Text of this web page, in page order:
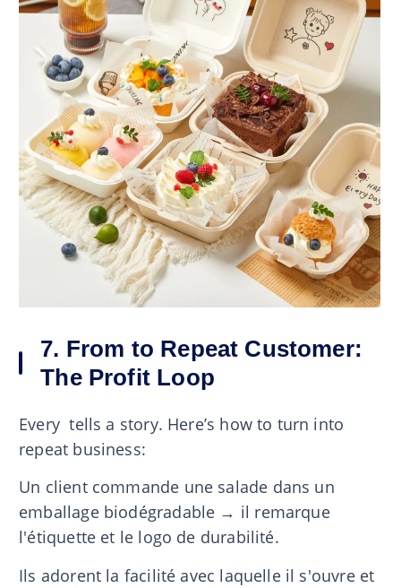
7. From to Repeat Customer:
The Profit Loop
Every tells a story. Here’s how to turn into
repeat business:
Un client commande une salade dans un
emballage biodégradable → il remarque
l'étiquette et le logo de durabilité.
Ils adorent la facilité avec laquelle il s'ouvre et